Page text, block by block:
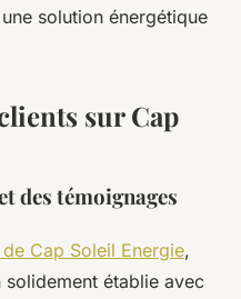
solution énergétique
sur Cap
des témoignages
Cap Soleil Energie,
établie avec